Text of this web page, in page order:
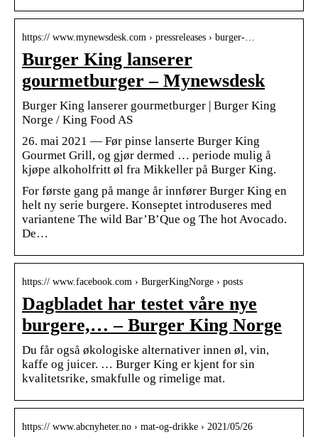
https:// www.mynewsdesk.com › pressreleases › burger-…
Burger King lanserer
gourmetburger – Mynewsdesk
Burger King lanserer gourmetburger | Burger King
Norge / King Food AS
26. mai 2021 — Før pinse lanserte Burger King
Gourmet Grill, og gjør dermed … periode mulig å
kjøpe alkoholfritt øl fra Mikkeller på Burger King.
For første gang på mange år innfører Burger King en
helt ny serie burgere. Konseptet introduseres med
variantene The wild Bar’B’Que og The hot Avocado.
De…
https:// www.facebook.com › BurgerKingNorge › posts
Dagbladet har testet våre nye
burgere,… – Burger King Norge
Du får også økologiske alternativer innen øl, vin,
kaffe og juicer. … Burger King er kjent for sin
kvalitetsrike, smakfulle og rimelige mat.
https:// www.abcnyheter.no › mat-og-drikke › 2021/05/26